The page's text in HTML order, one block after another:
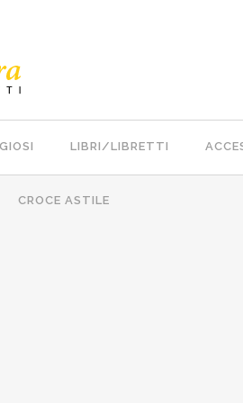
LIBRI/LIBRETTI
CROCE ASTILE